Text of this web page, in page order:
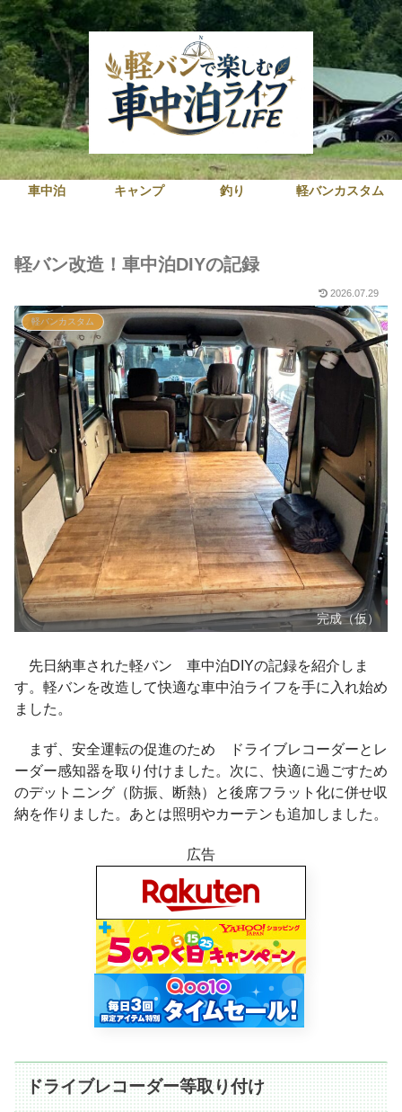
車中泊 キャンプ 釣り 軽バンカスタム
軽バン改造！車中泊DIYの記録
2026.07.29
軽バンカスタム
完成（仮）
先日納車された軽バン 車中泊DIYの記録を紹介しま
す。軽バンを改造して快適な車中泊ライフを手に入れ始め
ました。
まず、安全運転の促進のため ドライブレコーダーとレ
ーダー感知器を取り付けました。次に、快適に過ごすため
のデットニング（防振、断熱）と後席フラット化に併せ収
納を作りました。あとは照明やカーテンも追加しました。
広告
ドライブレコーダー等取り付け